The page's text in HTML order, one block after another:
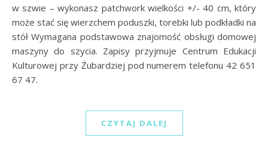
w szwie – wykonasz patchwork wielkości +/- 40 cm, który
może stać się wierzchem poduszki, torebki lub podkładki na
stół Wymagana podstawowa znajomość obsługi domowej
maszyny do szycia. Zapisy przyjmuje Centrum Edukacji
Kulturowej przy Żubardziej pod numerem telefonu 42 651
67 47.
CZYTAJ DALEJ